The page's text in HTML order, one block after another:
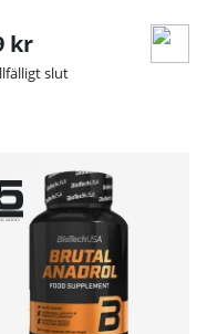
kr
slut